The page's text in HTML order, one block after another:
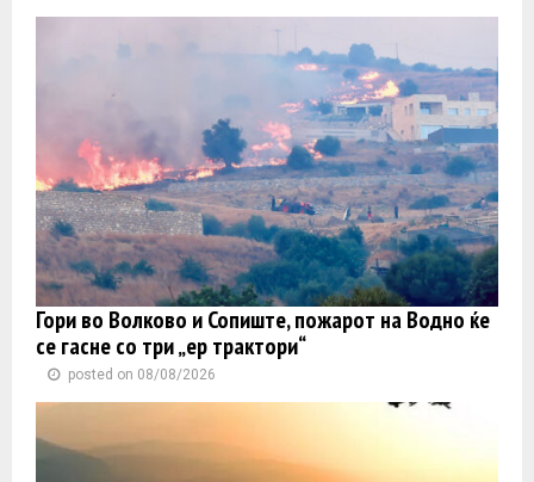
Гори во Волково и Сопиште, пожарот на Водно ќе
се гасне со три „ер трактори“
posted on 08/08/2026